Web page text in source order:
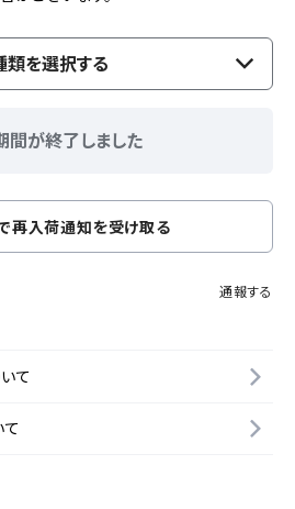
類を選択する
間が終了しました
再入荷通知を受け取る
通報する
て